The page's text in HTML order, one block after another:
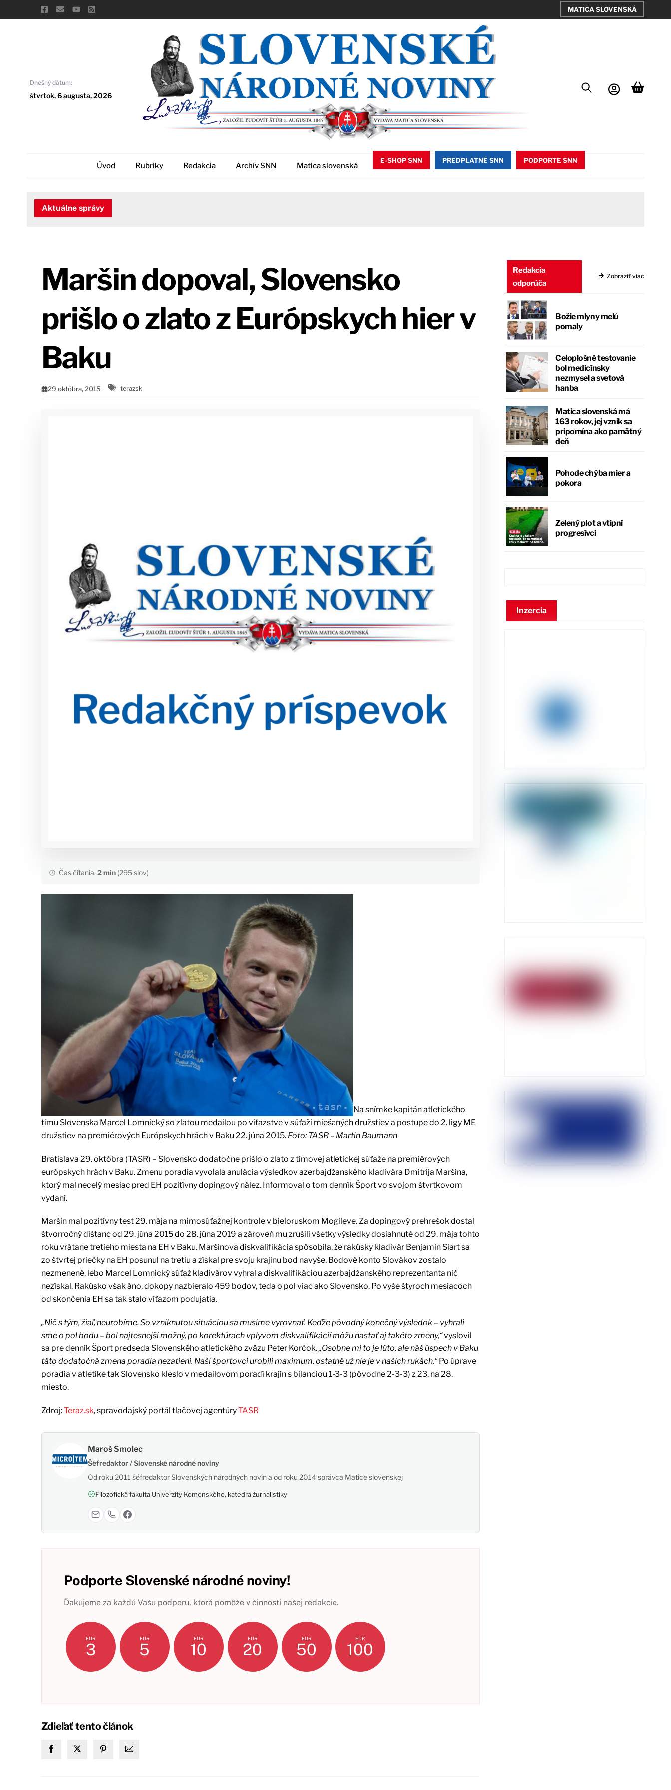
to
MATICA SLOVENSKÁ
Dnešný dátum:
štvrtok, 6 augusta, 2026
Úvod Rubriky Redakcia Archív SNN Matica slovenská
E-SHOP SNN PREDPLATNÉ SNN PODPORTE SNN
Aktuálne správy
Maršin dopoval, Slovensko
prišlo o zlato z Európskych hier v
Baku
29 októbra, 2015 terazsk
Čas čítania:2 min(295 slov)
Na snímke kapitán atletického
tímu Slovenska Marcel Lomnický so zlatou medailou po víťazstve v súťaži miešaných družstiev a postupe do 2. ligy ME
družstiev na premiérových Európskych hrách v Baku 22. júna 2015. Foto: TASR – Martin Baumann
Bratislava 29. októbra (TASR) – Slovensko dodatočne prišlo o zlato z tímovej atletickej súťaže na premiérových
európskych hrách v Baku. Zmenu poradia vyvolala anulácia výsledkov azerbajdžanského kladivára Dmitrija Maršina,
ktorý mal necelý mesiac pred EH pozitívny dopingový nález. Informoval o tom denník Šport vo svojom štvrtkovom
vydaní.
Maršin mal pozitívny test 29. mája na mimosúťažnej kontrole v bieloruskom Mogileve. Za dopingový prehrešok dostal
štvorročný dištanc od 29. júna 2015 do 28. júna 2019 a zároveň mu zrušili všetky výsledky dosiahnuté od 29. mája tohto
roku vrátane tretieho miesta na EH v Baku. Maršinova diskvalifikácia spôsobila, že rakúsky kladivár Benjamin Siart sa
zo štvrtej priečky na EH posunul na tretiu a získal pre svoju krajinu bod navyše. Bodové konto Slovákov zostalo
nezmenené, lebo Marcel Lomnický súťaž kladivárov vyhral a diskvalifikáciou azerbajdžanského reprezentanta nič
nezískal. Rakúsko však áno, dokopy nazbieralo 459 bodov, teda o pol viac ako Slovensko. Po vyše štyroch mesiacoch
od skončenia EH sa tak stalo víťazom podujatia.
„Nič s tým, žiaľ, neurobíme. So vzniknutou situáciou sa musíme vyrovnať. Keďže pôvodný konečný výsledok – vyhrali
sme o pol bodu – bol najtesnejší možný, po korektúrach vplyvom diskvalifikácií môžu nastať aj takéto zmeny,“vyslovil
sa pre denník Šport predseda Slovenského atletického zväzu Peter Korčok.„Osobne mi to je ľúto, ale náš úspech v Baku
táto dodatočná zmena poradia nezatieni. Naši športovci urobili maximum, ostatné už nie je v našich rukách.“Po úprave
poradia v atletike tak Slovensko kleslo v medailovom poradí krajín s bilanciou 1-3-3 (pôvodne 2-3-3) z 23. na 28.
miesto.
Zdroj:Teraz.sk, spravodajský portál tlačovej agentúryTASR
Maroš Smolec
Šéfredaktor / Slovenské národné noviny
Od roku 2011 šéfredaktor Slovenských národných novín a od roku 2014 správca Matice slovenskej
Filozofická fakulta Univerzity Komenského, katedra žurnalistiky
Podporte Slovenské národné noviny!
Ďakujeme za každú Vašu podporu, ktorá pomôže v činnosti našej redakcie.
EUR
3
EUR
5
EUR
10
EUR
20
EUR
50
EUR
100
Zdieľať tento článok
Redakcia
odporúča
Zobraziť viac
Božie mlyny melú
pomaly
Celoplošné testovanie
bol medicínsky
nezmysel a svetová
hanba
Matica slovenská má
163 rokov, jej vznik sa
pripomína ako pamätný
deň
Pohode chýba mier a
pokora
Zelený plot a vtipní
progresívci
Inzercia